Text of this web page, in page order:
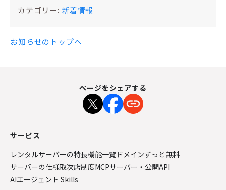
カテゴリー: 新着情報
お知らせのトップへ
ページをシェアする
サービス
レンタルサーバーの特長機能一覧 ドメインずっと無料
サーバーの仕様取次店制度MCPサーバー・公開API
AIエージェント Skills